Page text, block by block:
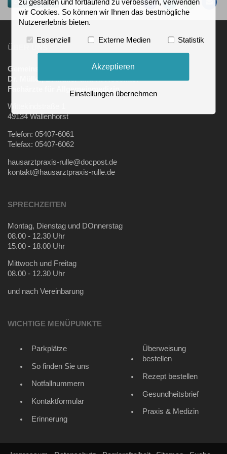
ÜBER UNS
Gemeinschaftspraxis
Dr. Müller, B. Müller und H. Roseman
Fachärzte für Allgemeinmedizin
Wittekindstraße 1
49134 Wallenhorst
Telefon: 05407-6061
Telefax: 05407-6062
hausarztpraxis-rulle@docpost.de
kontakt@hausarztpraxis-rulle.de
SPRECHZEITEN
Montag, Dienstag und DOnnerstag
08.00 - 12.30 Uhr
15.00 - 18.00 Uhr
Mittwoch und Freitag
08.00 - 12.30 Uhr
und nach Vereinbarung
WICHTIGE MENÜPUNKTE
Parkplätze
So finden Sie uns
Notfallnummern
Kontaktformular
Erinnerung
Überweisung
bestellen
Rezept bestellen
Gesundheitsbrief
Praxis & Medizin
zu gestalten und fortlaufend zu verbessern, verwenden
wir Cookies. So können wir Ihnen das bestmögliche
Nutzererlebnis bieten.
Essenziell Externe Medien Statistik
Akzeptieren
Einstellungen übernehmen